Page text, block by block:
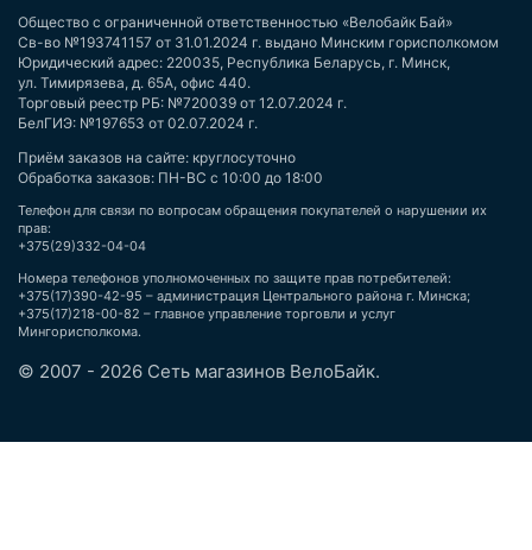
Общество с ограниченной ответственностью «Велобайк Бай»
Св-во №193741157 от 31.01.2024 г. выдано Минским горисполкомом
Юридический адрес: 220035, Республика Беларусь, г. Минск,
ул. Тимирязева, д. 65А, офис 440.
Торговый реестр РБ: №720039 от 12.07.2024 г.
БелГИЭ: №197653 от 02.07.2024 г.
Приём заказов на сайте: круглосуточно
Обработка заказов: ПН-ВС с 10:00 до 18:00
Телефон для связи по вопросам обращения покупателей о нарушении их
прав:
+375(29)332-04-04
Номера телефонов уполномоченных по защите прав потребителей:
+375(17)390-42-95 – администрация Центрального района г. Минска;
+375(17)218-00-82 – главное управление торговли и услуг
Мингорисполкома.
© 2007 - 2026 Сеть магазинов ВелоБайк.